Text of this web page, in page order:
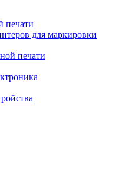
печати
для маркировки
печати